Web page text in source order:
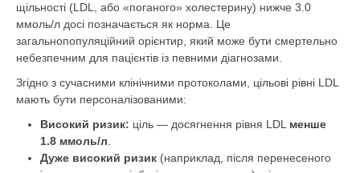
щільності (LDL, або «поганого» холестерину) нижче 3.0
ммоль/л досі позначається як норма. Це
загальнопопуляційний орієнтир, який може бути смертельно
небезпечним для пацієнтів із певними діагнозами.
Згідно з сучасними клінічними протоколами, цільові рівні LDL
мають бути персоналізованими:
Високий ризик: ціль — досягнення рівня LDL менше
1.8 ммоль/л
Дуже високий ризик (наприклад, після перенесеного